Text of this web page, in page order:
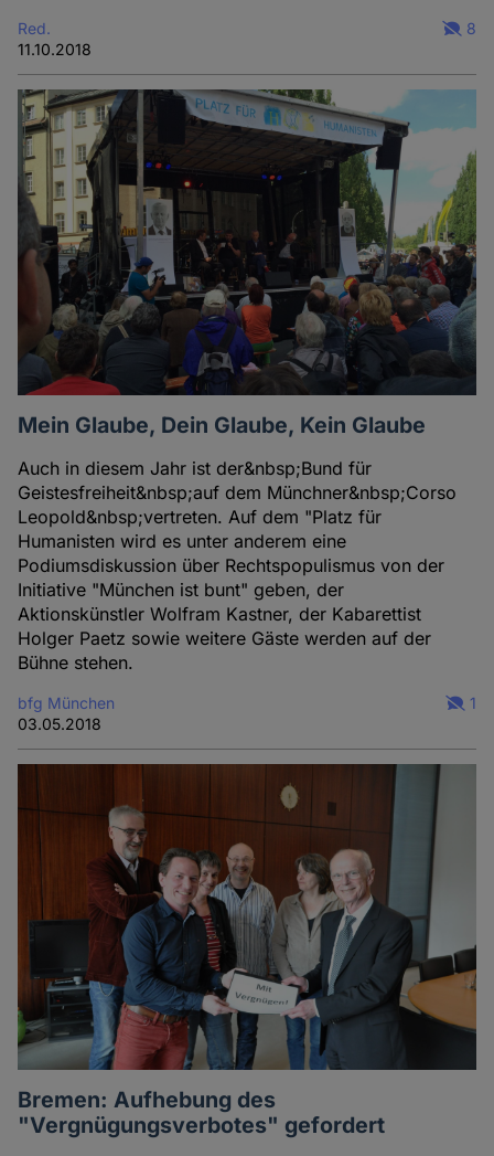
Red.
11.10.2018
8
Mein Glaube, Dein Glaube, Kein Glaube
Auch in diesem Jahr ist der&nbsp;Bund für
Geistesfreiheit&nbsp;auf dem Münchner&nbsp;Corso
Leopold&nbsp;vertreten. Auf dem "Platz für
Humanisten wird es unter anderem eine
Podiumsdiskussion über Rechtspopulismus von der
Initiative "München ist bunt" geben, der
Aktionskünstler Wolfram Kastner, der Kabarettist
Holger Paetz sowie weitere Gäste werden auf der
Bühne stehen.
bfg München
03.05.2018
1
Bremen: Aufhebung des
"Vergnügungsverbotes" gefordert